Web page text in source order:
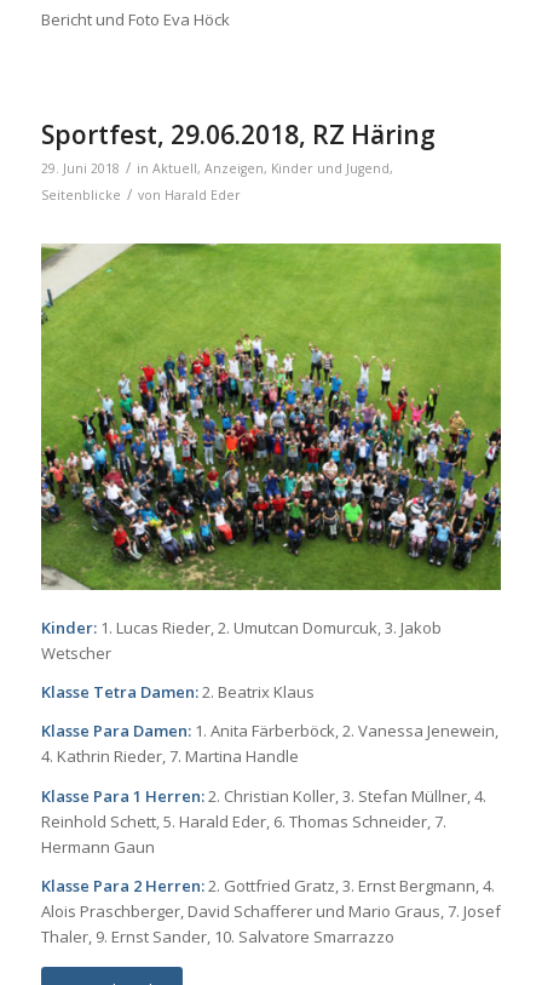
Bericht und Foto Eva Höck
Sportfest, 29.06.2018, RZ Häring
29. Juni 2018 / in Aktuell, Anzeigen, Kinder und Jugend,
Seitenblicke / von Harald Eder
Kinder:1. Lucas Rieder, 2. Umutcan Domurcuk, 3. Jakob
Wetscher
Klasse Tetra Damen:2. Beatrix Klaus
Klasse Para Damen:1. Anita Färberböck, 2. Vanessa Jenewein,
4. Kathrin Rieder, 7. Martina Handle
Klasse Para 1 Herren:2. Christian Koller, 3. Stefan Müllner, 4.
Reinhold Schett, 5. Harald Eder, 6. Thomas Schneider, 7.
Hermann Gaun
Klasse Para 2 Herren:2. Gottfried Gratz, 3. Ernst Bergmann, 4.
Alois Praschberger, David Schafferer und Mario Graus, 7. Josef
Thaler, 9. Ernst Sander, 10. Salvatore Smarrazzo